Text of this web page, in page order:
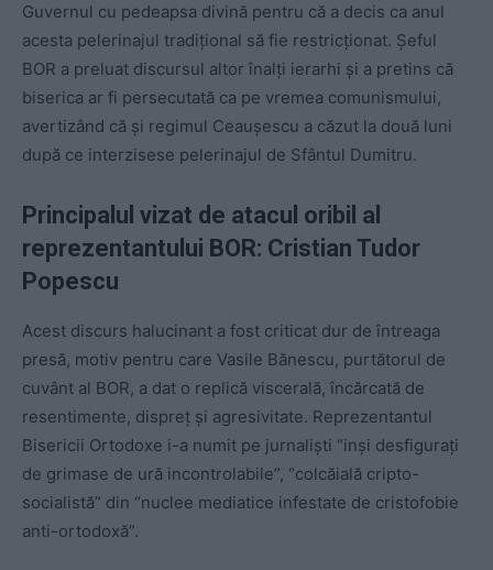
Guvernul cu pedeapsa divină pentru că a decis ca anul
acesta pelerinajul tradițional să fie restricționat. Șeful
BOR a preluat discursul altor înalți ierarhi și a pretins că
biserica ar fi persecutată ca pe vremea comunismului,
avertizând că și regimul Ceaușescu a căzut la două luni
după ce interzisese pelerinajul de Sfântul Dumitru.
Principalul vizat de atacul oribil al
reprezentantului BOR: Cristian Tudor
Popescu
Acest discurs halucinant a fost criticat dur de întreaga
presă, motiv pentru care Vasile Bănescu, purtătorul de
cuvânt al BOR, a dat o replică viscerală, încărcată de
resentimente, dispreț și agresivitate. Reprezentantul
Bisericii Ortodoxe i-a numit pe jurnaliști “inși desfigurați
de grimase de ură incontrolabile”, “colcăială cripto-
socialistă” din “nuclee mediatice infestate de cristofobie
anti-ortodoxă”.